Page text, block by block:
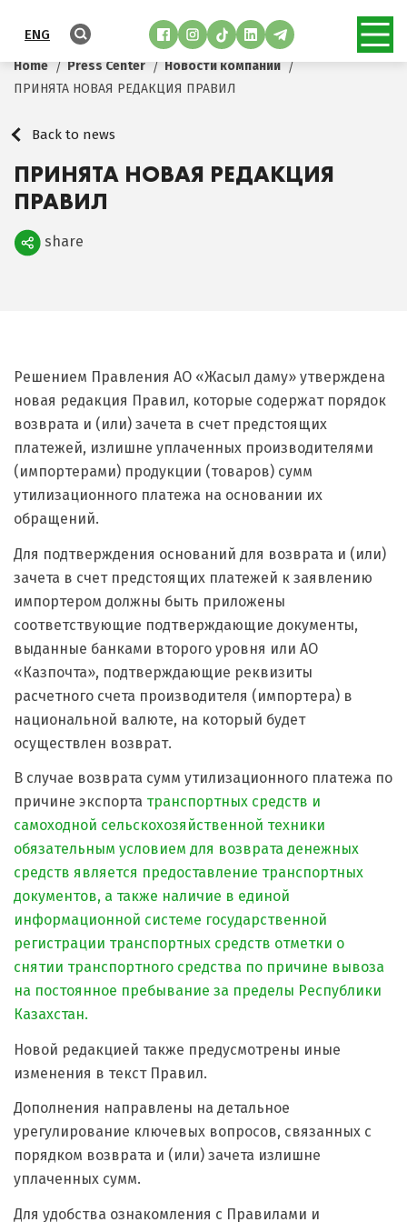
ENG
Home Press Center
Новости компании
ПРИНЯТА НОВАЯ РЕДАКЦИЯ ПРАВИЛ
Back to news
ПРИНЯТА НОВАЯ РЕДАКЦИЯ
ПРАВИЛ
Поделиться
share
Решением Правления АО «Жасыл даму» утверждена
новая редакция Правил, которые содержат порядок
возврата и (или) зачета в счет предстоящих
платежей, излишне уплаченных производителями
(импортерами) продукции (товаров) сумм
утилизационного платежа на основании их
обращений.
Для подтверждения оснований для возврата и (или)
зачета в счет предстоящих платежей к заявлению
импортером должны быть приложены
соответствующие подтверждающие документы,
выданные банками второго уровня или АО
«Казпочта», подтверждающие реквизиты
расчетного счета производителя (импортера) в
национальной валюте, на который будет
осуществлен возврат.
В случае возврата сумм утилизационного платежа по
причине экспорта транспортных средств и
самоходной сельскохозяйственной техники
обязательным условием для возврата денежных
средств является предоставление транспортных
документов, а также наличие в единой
информационной системе государственной
регистрации транспортных средств отметки о
снятии транспортного средства по причине вывоза
на постоянное пребывание за пределы Республики
Казахстан.
Новой редакцией также предусмотрены иные
изменения в текст Правил.
Дополнения направлены на детальное
урегулирование ключевых вопросов, связанных с
порядком возврата и (или) зачета излишне
уплаченных сумм.
Для удобства ознакомления с Правилами и